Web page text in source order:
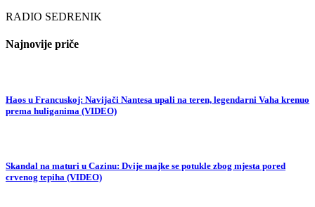
RADIO SEDRENIK
Najnovije priče
Haos u Francuskoj: Navijači Nantesa upali na teren, legendarni Vaha krenuo
prema huliganima (VIDEO)
Skandal na maturi u Cazinu: Dvije majke se potukle zbog mjesta pored
crvenog tepiha (VIDEO)